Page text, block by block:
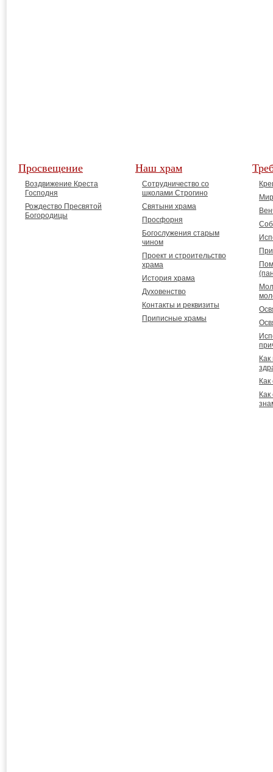
Просвещение
Воздвижение Креста
Господня
Рождество Пресвятой
Богородицы
Наш храм
Сотрудничество со
школами Строгино
Святыни храма
Просфорня
Богослужения старым
чином
Проект и строительство
храма
История храма
Духовенство
Контакты и реквизиты
Приписные храмы
Как